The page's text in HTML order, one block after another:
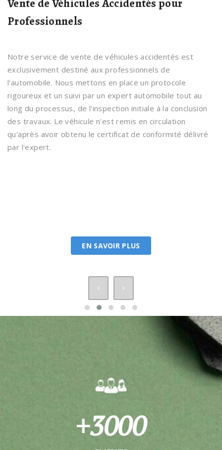
Vente de Véhicules Accidentés pour
Professionnels
Notre service de vente de véhicules accidentés est
exclusivement destiné aux professionnels de
l'automobile. Nous mettons en place un protocole
rigoureux et un suivi par un expert automobile tout au
long du processus, de l'inspection initiale à la conclusion
des travaux. Le véhicule n'est remis en circulation
qu'après avoir obtenu le certificat de conformité délivré
par l'expert.
EN SAVOIR PLUS
+3000